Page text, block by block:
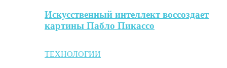
Искусственный интеллект воссоздает
картины Пабло Пикассо
ТЕХНОЛОГИИ